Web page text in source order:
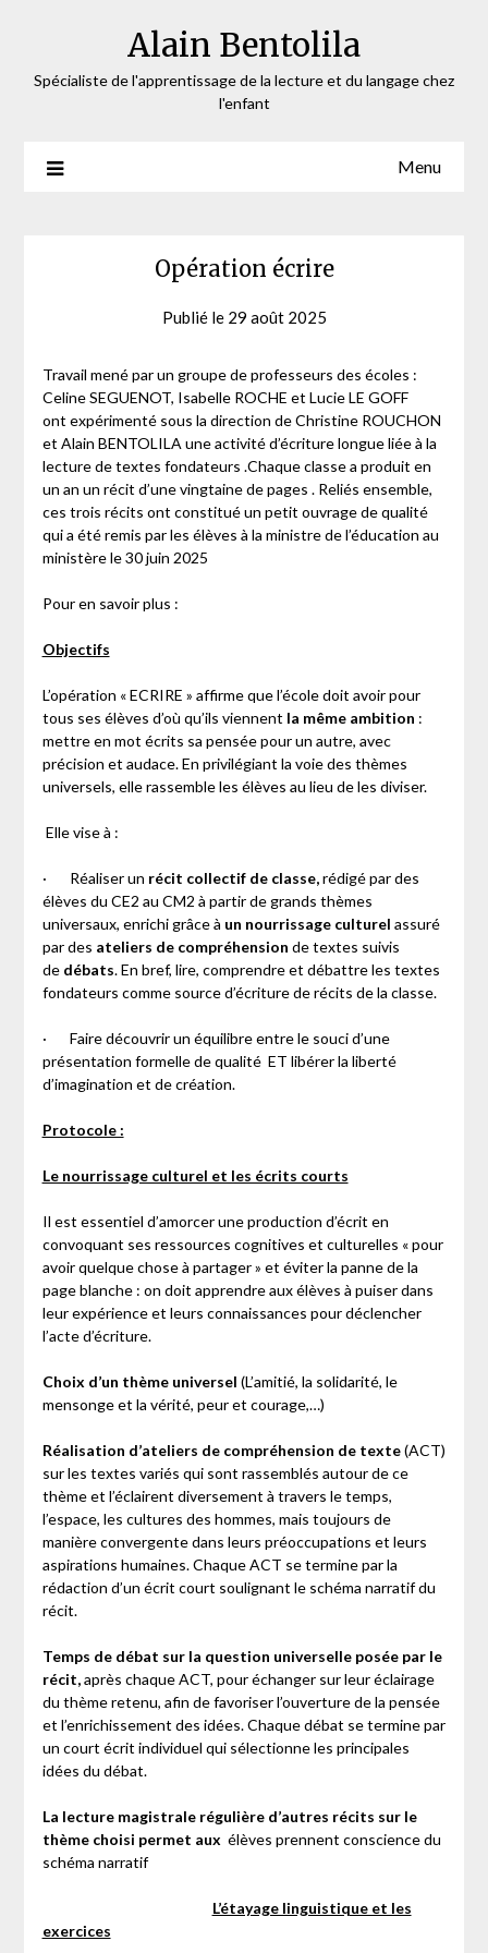
Alain Bentolila
Spécialiste de l'apprentissage de la lecture et du langage chez
l'enfant
Menu
Opération écrire
Publié le 29 août 2025
Travail mené par un groupe de professeurs des écoles :
Celine SEGUENOT, Isabelle ROCHE et Lucie LE GOFF
ont expérimenté sous la direction de Christine ROUCHON
et Alain BENTOLILA une activité d’écriture longue liée à la
lecture de textes fondateurs .Chaque classe a produit en
un an un récit d’une vingtaine de pages . Reliés ensemble,
ces trois récits ont constitué un petit ouvrage de qualité
qui a été remis par les élèves à la ministre de l’éducation au
ministère le 30 juin 2025
Pour en savoir plus :
Objectifs
L’opération « ECRIRE » affirme que l’école doit avoir pour
tous ses élèves d’où qu’ils viennent la même ambition :
mettre en mot écrits sa pensée pour un autre, avec
précision et audace. En privilégiant la voie des thèmes
universels, elle rassemble les élèves au lieu de les diviser.
Elle vise à :
· Réaliser un récit collectif de classe,rédigé par des
élèves du CE2 au CM2 à partir de grands thèmes
universaux, enrichi grâce à un nourrissage culturel assuré
par des ateliers de compréhension de textes suivis
de débats. En bref, lire, comprendre et débattre les textes
fondateurs comme source d’écriture de récits de la classe.
· Faire découvrir un équilibre entre le souci d’une
présentation formelle de qualité ET libérer la liberté
d’imagination et de création.
Protocole :
Le nourrissage culturel et les écrits courts
Il est essentiel d’amorcer une production d’écrit en
convoquant ses ressources cognitives et culturelles « pour
avoir quelque chose à partager » et éviter la panne de la
page blanche : on doit apprendre aux élèves à puiser dans
leur expérience et leurs connaissances pour déclencher
l’acte d’écriture.
Choix d’un thème universel (L’amitié, la solidarité, le
mensonge et la vérité, peur et courage,…)
Réalisation d’ateliers de compréhension de texte(ACT)
sur les textes variés qui sont rassemblés autour de ce
thème et l’éclairent diversement à travers le temps,
l’espace, les cultures des hommes, mais toujours de
manière convergente dans leurs préoccupations et leurs
aspirations humaines. Chaque ACT se termine par la
rédaction d’un écrit court soulignant le schéma narratif du
récit.
Temps de débat sur la question universelle posée par le
récit,après chaque ACT, pour échanger sur leur éclairage
du thème retenu, afin de favoriser l’ouverture de la pensée
et l’enrichissement des idées. Chaque débat se termine par
un court écrit individuel qui sélectionne les principales
idées du débat.
La lecture magistrale régulière d’autres récits sur le
thème choisi permet aux élèves prennent conscience du
schéma narratif
L’étayage linguistique et les
exercices